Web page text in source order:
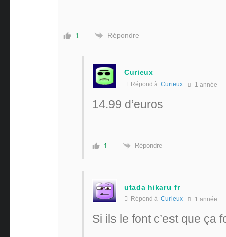
1 Répondre
Curieux
Répond à Curieux 1 année
14.99 d’euros
1 Répondre
utada hikaru fr
Répond à Curieux 1 année
Si ils le font c’est que ça